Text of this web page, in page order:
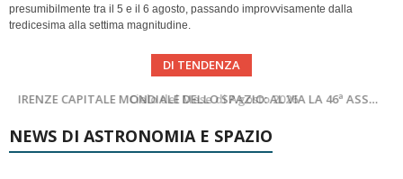
presumibilmente tra il 5 e il 6 agosto, passando improvvisamente dalla
tredicesima alla settima magnitudine.
DI TENDENZA
Cielo del Mese di Agosto 2026
SUPERNOVAE aggiornamenti del mese – Agosto 2026
NEWS DI ASTRONOMIA E SPAZIO